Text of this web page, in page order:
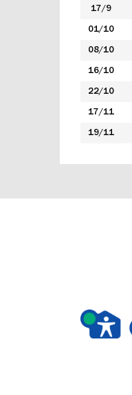
17/9
01/10
08/10
16/10
22/10
17/11
19/11